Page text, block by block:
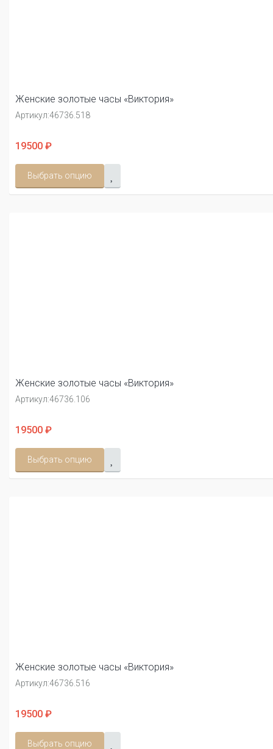
Женские золотые часы «Виктория»
Артикул:46736.518
19500 ₽
Выбрать опцию
Женские золотые часы «Виктория»
Артикул:46736.106
19500 ₽
Выбрать опцию
Женские золотые часы «Виктория»
Артикул:46736.516
19500 ₽
Выбрать опцию